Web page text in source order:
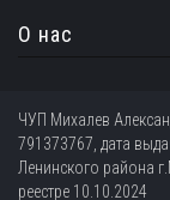
О нас
ЧУП Михалев
791373767, дата
Ленинского района
реестре 10.10.2024